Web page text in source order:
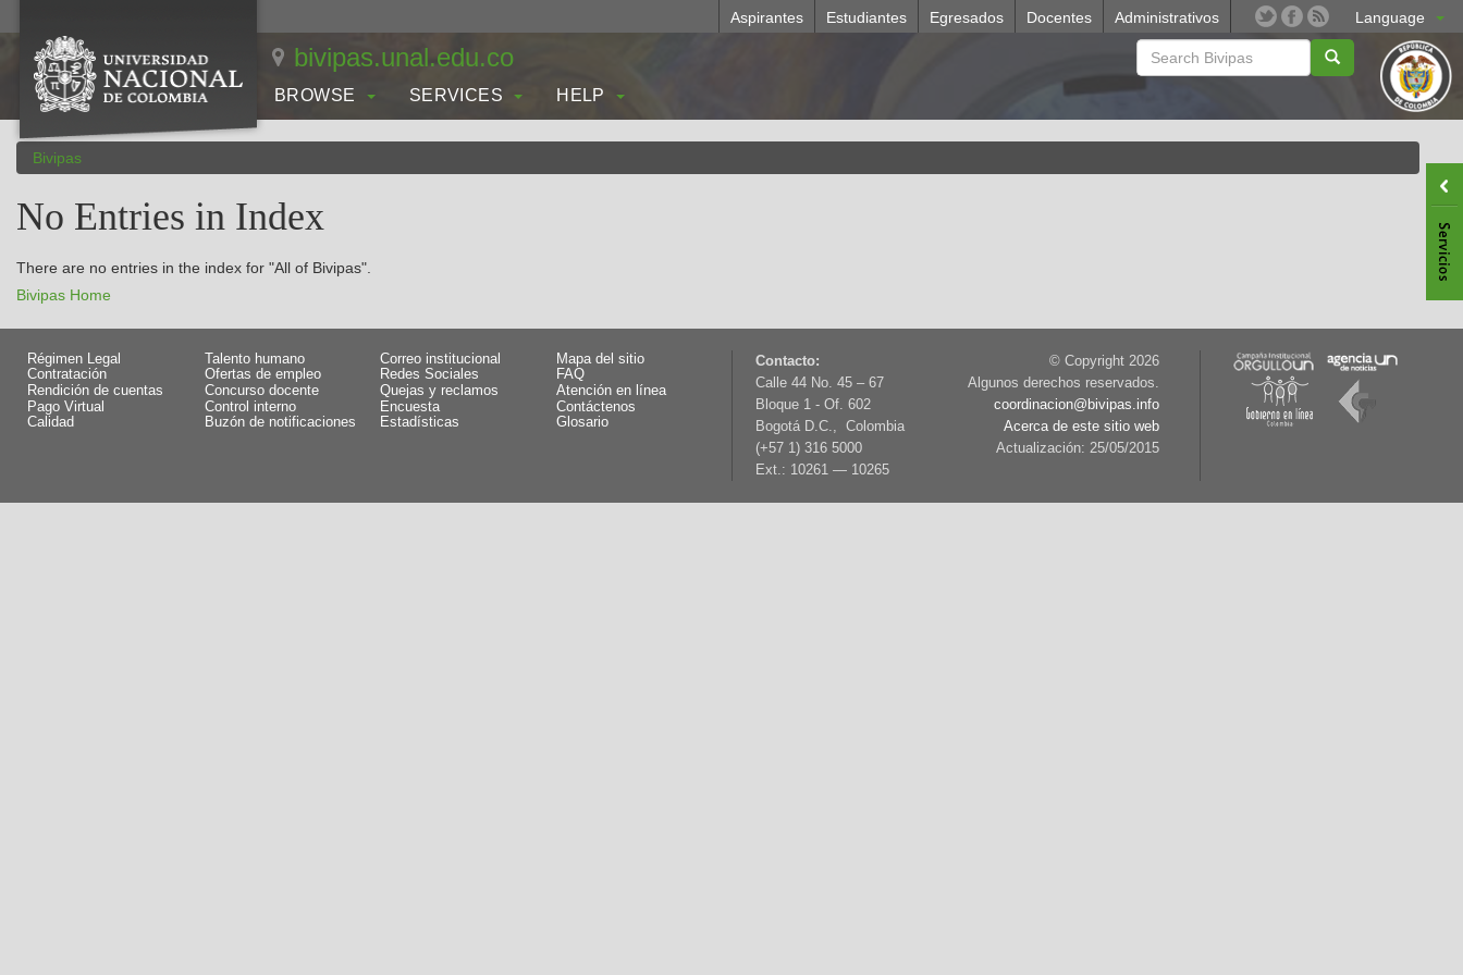
Language
Aspirantes Estudiantes Egresados Docentes Administrativos
bivipas.unal.edu.co
BROWSE SERVICES HELP
Bivipas
No Entries in Index
There are no entries in the index for "All of Bivipas".
Bivipas Home
Régimen Legal
Talento humano
Contratación
Ofertas de empleo
Rendición de cuentas
Concurso docente
Pago Virtual
Control interno
Calidad
Buzón de notificaciones
Correo institucional
Mapa del sitio
Redes Sociales
FAQ
Quejas y reclamos
Atención en línea
Encuesta
Contáctenos
Estadísticas
Glosario
Contacto:
Calle 44 No. 45 – 67
Bloque 1 - Of. 602
Bogotá D.C., Colombia
(+57 1) 316 5000
Ext.: 10261 — 10265
© Copyright 2026
Algunos derechos reservados.
coordinacion@bivipas.info
Acerca de este sitio web
Actualización: 25/05/2015